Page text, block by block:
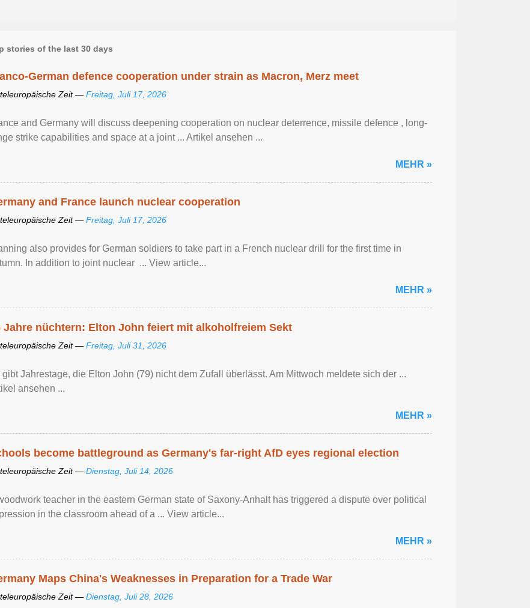
stories of the last 30 days
German defence cooperation under strain as Macron, Merz meet
Zeit — Freitag, Juli 17, 2026
and Germany will discuss deepening cooperation on nuclear ‌deterrence, missile defence , long-
strike capabilities and space at a joint ... Artikel ansehen ...
MEHR »
and France launch nuclear cooperation
Zeit — Freitag, Juli 17, 2026
also provides for German soldiers to take part in a French nuclear drill for the first time in
In addition to joint nuclear ... View article...
MEHR »
Jahre nüchtern: Elton John feiert mit alkoholfreiem Sekt
Zeit — Freitag, Juli 31, 2026
gibt Jahrestage, die Elton John (79) nicht dem Zufall überlässt. Am Mittwoch meldete sich der ...
ansehen ...
MEHR »
become battleground as Germany's far-right AfD eyes regional election
Zeit — Dienstag, Juli 14, 2026
teacher in the eastern German state of Saxony-Anhalt has triggered a dispute over political
in the classroom ahead of a ... View article...
MEHR »
Maps China's Weaknesses in Preparation for a Trade War
Zeit — Dienstag, Juli 28, 2026